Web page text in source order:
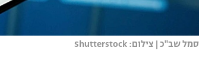
סמל שב"כ | צילום: Shutterstock